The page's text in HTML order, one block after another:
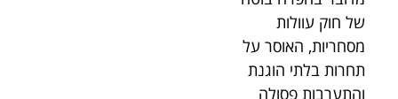
של חוק עוולות
מסחריות, האוסר על
תחרות בלתי הוגנת
והתערבות פסולה